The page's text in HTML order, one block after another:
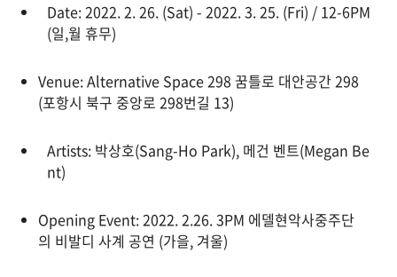
Date: 2022. 2. 26. (Sat) - 2022. 3. 25. (Fri) / 12-6PM
(일,월 휴무)
Venue:Alternative Space 298 꿈틀로 대안공간 298
(포항시 북구 중앙로 298번길 13)
Artists: 박상호(Sang-Ho Park), 메건 벤트(Megan Be
nt)
Opening Event: 2022. 2.26. 3PM 에델현악사중주단
의 비발디 사계 공연 (가을, 겨울)